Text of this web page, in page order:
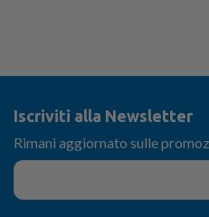
Iscriviti alla Newsletter
Rimani aggiornato sulle